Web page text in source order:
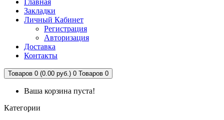
Главная
Закладки
Личный Кабинет
Регистрация
Авторизация
Доставка
Контакты
Товаров 0 (0.00 руб.) 0 Товаров 0
Ваша корзина пуста!
Категории